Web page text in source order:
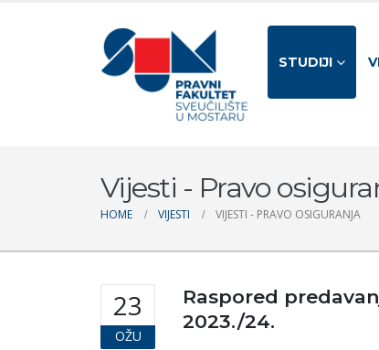
STUDIJI
Vijesti - Pravo
HOME VIJESTI VIJESTI - PRAVO OSIGURANJA
23
OŽU
Raspored
2023./24.